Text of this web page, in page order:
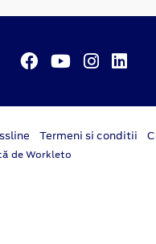
Termeni si conditii
de Workleto